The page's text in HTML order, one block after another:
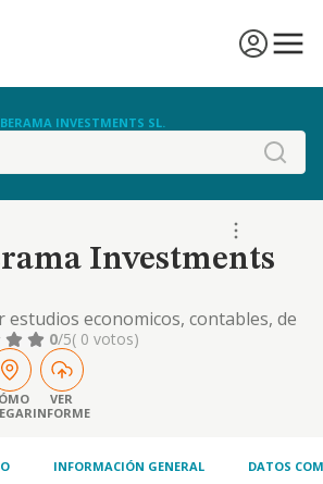
INVESTMENTS SL.
Investments
estudios economicos, contables, de
sociologicos, tecnologicos, de
0/5( 0 votos)
VER
INFORME
INFORMACIÓN GENERAL DATOS